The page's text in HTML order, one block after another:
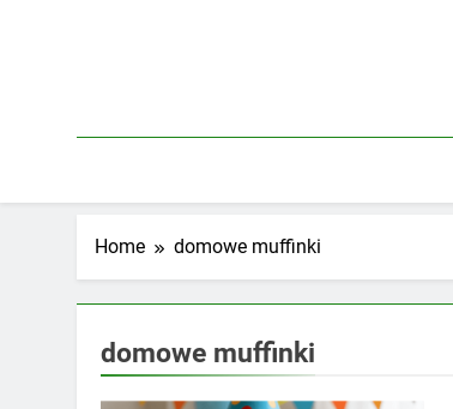
Home domowe muffinki
domowe muffinki